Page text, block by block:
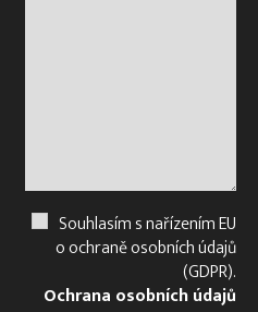
Souhlasím s nařízením EU
o ochraně osobních údajů
(GDPR).
Ochrana osobních údajů